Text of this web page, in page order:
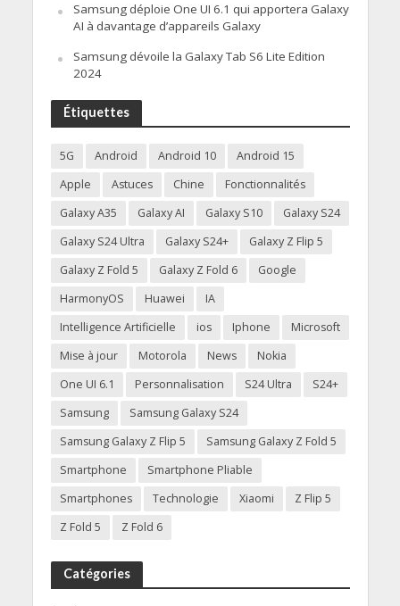
Samsung déploie One UI 6.1 qui apportera Galaxy
AI à davantage d’appareils Galaxy
Samsung dévoile la Galaxy Tab S6 Lite Edition
2024
Étiquettes
5G Android Android 10
Android 15
Apple
Astuces Chine
Fonctionnalités
Galaxy A35
Galaxy AI Galaxy S10
Galaxy S24
Galaxy S24 Ultra
Galaxy S24+
Galaxy Z Flip 5
Galaxy Z Fold 5
Galaxy Z Fold 6
Google
HarmonyOS
Huawei
IA
Intelligence Artificielle
ios Iphone
Microsoft
Mise à jour
Motorola News
Nokia
One UI 6.1
Personnalisation S24 Ultra
S24+
Samsung
Samsung Galaxy S24
Samsung Galaxy Z Flip 5
Samsung Galaxy Z Fold 5
Smartphone
Smartphone Pliable
Smartphones
Technologie Xiaomi
Z Flip 5
Z Fold 5
Z Fold 6
Catégories